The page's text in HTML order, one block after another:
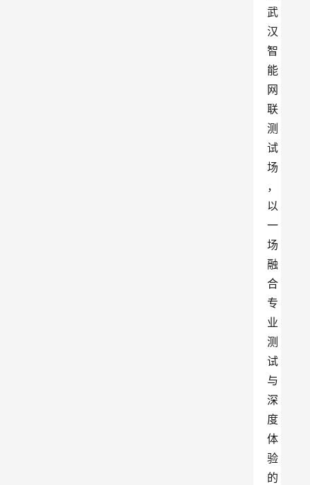
武
汉
智
能
网
联
测
试
场
，
以
一
场
融
合
专
业
测
试
与
深
度
体
验
的